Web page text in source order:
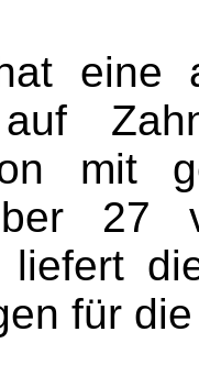
eine
mit
27
liefert
für